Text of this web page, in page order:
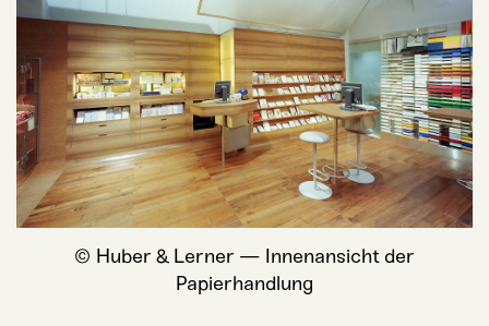
© Huber & Ler­ner — Innen­an­sicht der
Papierhandlung